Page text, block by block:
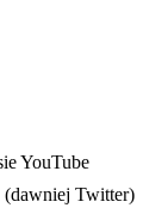
YouTube
(dawniej Twitter)